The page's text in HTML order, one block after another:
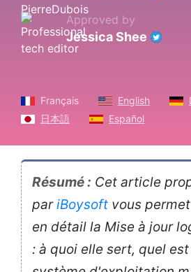
Approved by
Jessica Shee
Français English
日本語
Español
Résumé : Cet article
pariBoysoft vous
en détail la Mise à jour
: à quoi elle sert, quel